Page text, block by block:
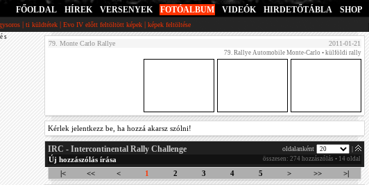
FŐOLDAL HÍREK VERSENYEK FOTÓALBUM VIDEÓK HIRDETŐTÁBLA SHOP
| ti küldtétek | Evo IV előtt feltöltött képek | képek feltöltése
s
79. Monte Carlo Rallye 2011-01-21
79. Rallye Automobile Monte-Carlo • külföldi rally
Kérlek jelentkezz be, ha hozzá akarsz szólni!
IRC - Intercontinental Rally Challenge oldalanként |
Új hozzászólás írása összesen: 274 hozzászólás • 14 oldal
|< << < 1 2 3 4 5 > >> >|